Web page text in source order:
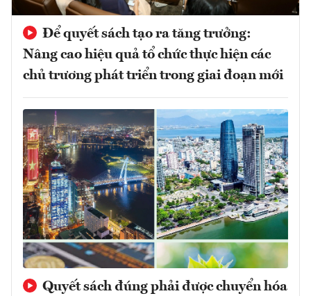
Để quyết sách tạo ra tăng trưởng:
Nâng cao hiệu quả tổ chức thực hiện các
chủ trương phát triển trong giai đoạn mới
Quyết sách đúng phải được chuyển hóa